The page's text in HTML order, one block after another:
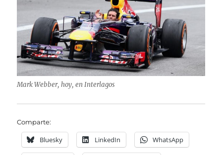
Mark Webber, hoy, en Interlagos
Comparte:
Bluesky LinkedIn WhatsApp